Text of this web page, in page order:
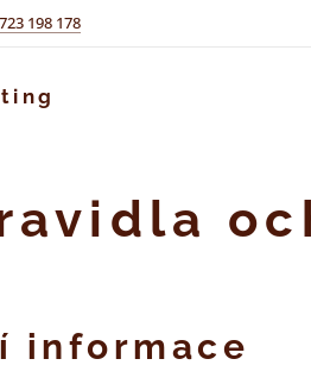
198 178
informace